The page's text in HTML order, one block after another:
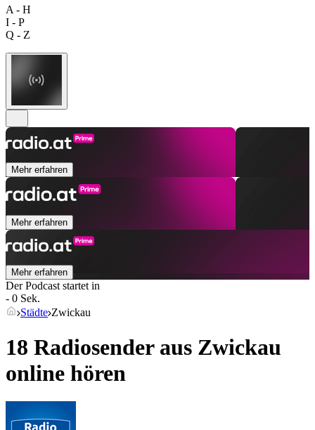
A - H
I - P
Q - Z
Mehr erfahren
Mehr erfahren
Mehr erfahren
Der Podcast startet in
- 0 Sek.
Städte Zwickau
18 Radiosender aus Zwickau
online hören